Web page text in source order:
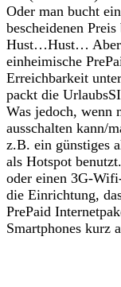
Oder man bucht
bescheidenen
Hust…Hust… Aber
einheimische
Erreichbarkeit
packt die
Was jedoch, wenn
ausschalten kann/
z.B. ein günstiges
als Hotspot
oder einen 3G-
die Einrichtung,
PrePaid
Smartphones kurz